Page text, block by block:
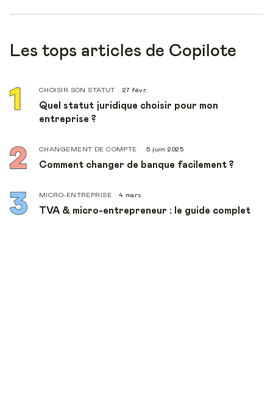
Les tops articles de Copilote
CHOISIR SON STATUT 27 févr.
Quel statut juridique choisir pour mon
entreprise ?
CHANGEMENT DE COMPTE 5 juin 2025
Comment changer de banque facilement ?
MICRO-ENTREPRISE 4 mars
TVA & micro-entrepreneur : le guide complet